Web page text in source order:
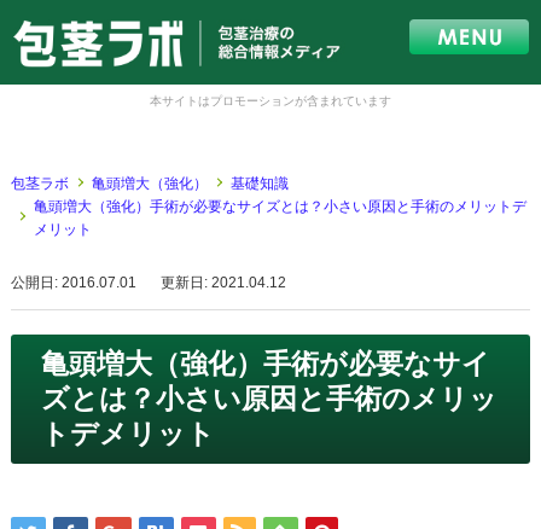
本サイトはプロモーションが含まれています
包茎ラボ 亀頭増大（強化）
基礎知識
亀頭増大（強化）手術が必要なサイズとは？小さい原因と手術のメリットデ
メリット
公開日: 2016.07.01 更新日: 2021.04.12
亀頭増大（強化）手術が必要なサイ
ズとは？小さい原因と手術のメリッ
トデメリット